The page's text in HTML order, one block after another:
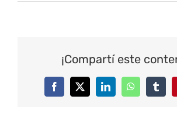
¡Compartí este
FacebookTwitterLinkedInWhatsApp